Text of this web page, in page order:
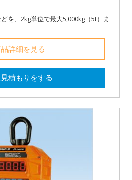
を、2kg単位で最大5,000kg（5t）ま
詳細を見る
積もりをする